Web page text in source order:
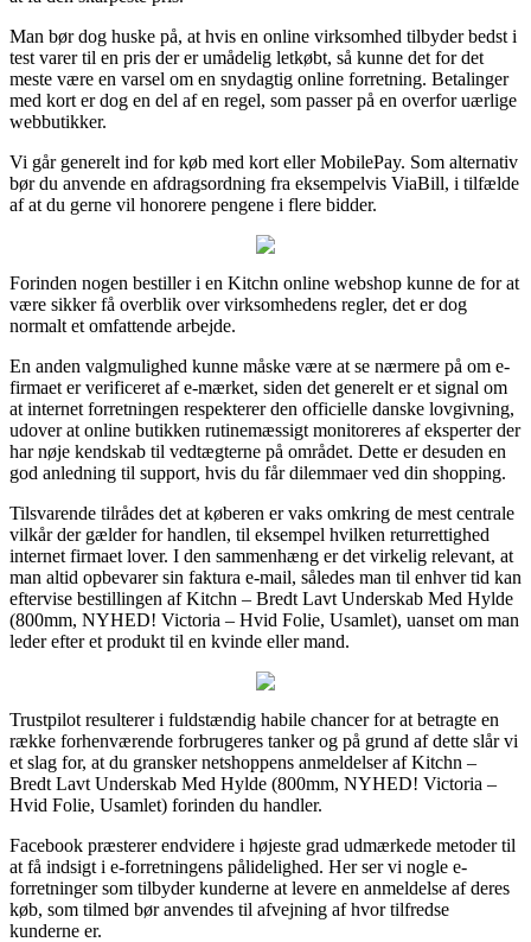
Man bør dog huske på, at hvis en online virksomhed tilbyder bedst i
test varer til en pris der er umådelig letkøbt, så kunne det for det
meste være en varsel om en snydagtig online forretning. Betalinger
med kort er dog en del af en regel, som passer på en overfor uærlige
webbutikker.
Vi går generelt ind for køb med kort eller MobilePay. Som alternativ
bør du anvende en afdragsordning fra eksempelvis ViaBill, i tilfælde
af at du gerne vil honorere pengene i flere bidder.
Forinden nogen bestiller i en Kitchn online webshop kunne de for at
være sikker få overblik over virksomhedens regler, det er dog
normalt et omfattende arbejde.
En anden valgmulighed kunne måske være at se nærmere på om e-
firmaet er verificeret af e-mærket, siden det generelt er et signal om
at internet forretningen respekterer den officielle danske lovgivning,
udover at online butikken rutinemæssigt monitoreres af eksperter der
har nøje kendskab til vedtægterne på området. Dette er desuden en
god anledning til support, hvis du får dilemmaer ved din shopping.
Tilsvarende tilrådes det at køberen er vaks omkring de mest centrale
vilkår der gælder for handlen, til eksempel hvilken returrettighed
internet firmaet lover. I den sammenhæng er det virkelig relevant, at
man altid opbevarer sin faktura e-mail, således man til enhver tid kan
eftervise bestillingen af Kitchn – Bredt Lavt Underskab Med Hylde
(800mm, NYHED! Victoria – Hvid Folie, Usamlet), uanset om man
leder efter et produkt til en kvinde eller mand.
Trustpilot resulterer i fuldstændig habile chancer for at betragte en
række forhenværende forbrugeres tanker og på grund af dette slår vi
et slag for, at du gransker netshoppens anmeldelser af Kitchn –
Bredt Lavt Underskab Med Hylde (800mm, NYHED! Victoria –
Hvid Folie, Usamlet) forinden du handler.
Facebook præsterer endvidere i højeste grad udmærkede metoder til
at få indsigt i e-forretningens pålidelighed. Her ser vi nogle e-
forretninger som tilbyder kunderne at levere en anmeldelse af deres
køb, som tilmed bør anvendes til afvejning af hvor tilfredse
kunderne er.